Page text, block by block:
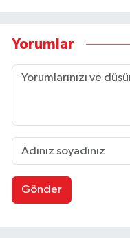
Yorumlar
Gönder